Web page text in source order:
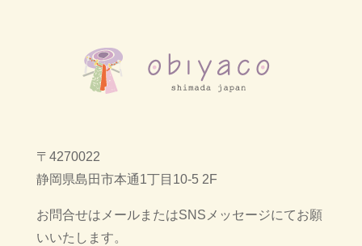
〒4270022
静岡県島田市本通1丁目10-5 2F
お問合せはメールまたはSNSメッセージにてお願
いいたします。